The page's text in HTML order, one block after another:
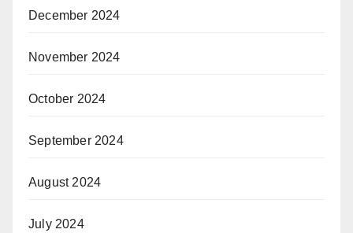
December 2024
November 2024
October 2024
September 2024
August 2024
July 2024